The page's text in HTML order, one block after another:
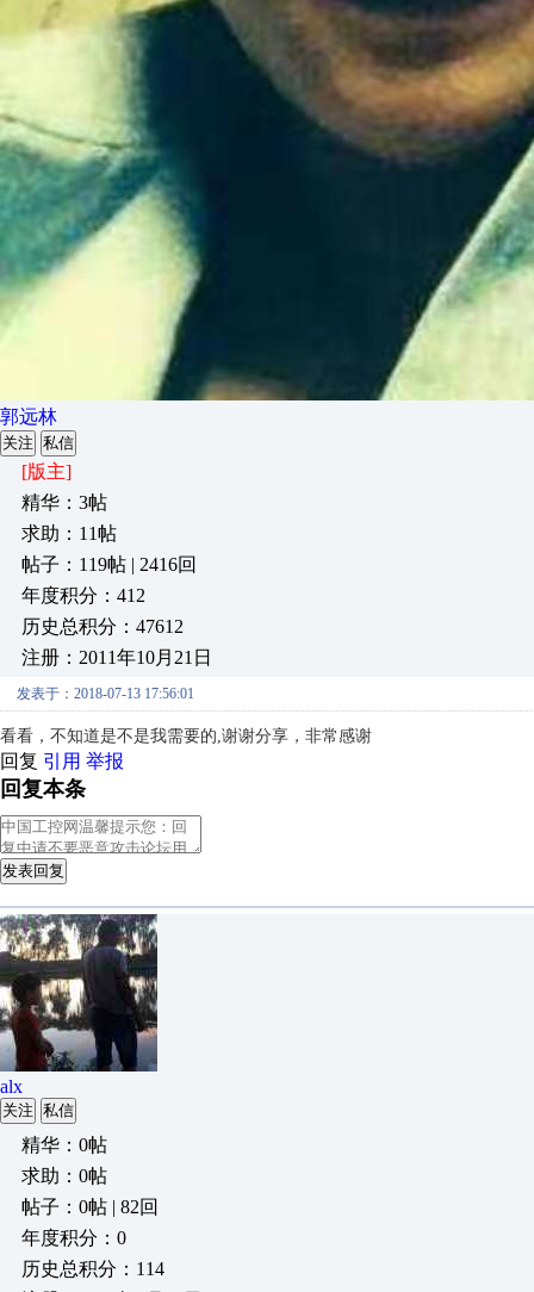
郭远林
关注 私信
[版主]
精华：3帖
求助：11帖
帖子：119帖 | 2416回
年度积分：412
历史总积分：47612
注册：2011年10月21日
发表于：2018-07-13 17:56:01
看看，不知道是不是我需要的,谢谢分享，非常感谢
回复 引用 举报
回复本条
发表回复
alx
关注 私信
精华：0帖
求助：0帖
帖子：0帖 | 82回
年度积分：0
历史总积分：114